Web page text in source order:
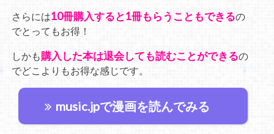
さらには10冊購入すると1冊もらうこともできるの
でとってもお得！
しかも購入した本は退会しても読むことができるの
でどこよりもお得な感じです。
music.jpで漫画を読んでみる